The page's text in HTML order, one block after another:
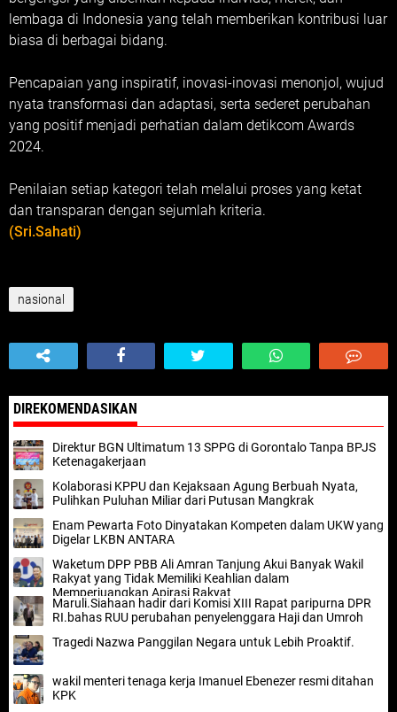
lembaga di Indonesia yang telah memberikan kontribusi luar
biasa di berbagai bidang.
Pencapaian yang inspiratif, inovasi-inovasi menonjol, wujud
nyata transformasi dan adaptasi, serta sederet perubahan
yang positif menjadi perhatian dalam detikcom Awards
2024.
Penilaian setiap kategori telah melalui proses yang ketat
dan transparan dengan sejumlah kriteria.
(Sri.Sahati)
nasional
DIREKOMENDASIKAN
Direktur BGN Ultimatum 13 SPPG di Gorontalo Tanpa BPJS
Ketenagakerjaan
Kolaborasi KPPU dan Kejaksaan Agung Berbuah Nyata,
Pulihkan Puluhan Miliar dari Putusan Mangkrak
‎Enam Pewarta Foto Dinyatakan Kompeten dalam UKW yang
Digelar LKBN ANTARA ‎
Waketum DPP PBB Ali Amran Tanjung Akui Banyak Wakil
Rakyat yang Tidak Memiliki Keahlian dalam
Memperjuangkan Apirasi Rakyat
Maruli.Siahaan hadir dari Komisi XIII Rapat paripurna DPR
RI.bahas RUU perubahan penyelenggara Haji dan Umroh
Tragedi Nazwa Panggilan Negara untuk Lebih Proaktif.
wakil menteri tenaga kerja Imanuel Ebenezer resmi ditahan
KPK